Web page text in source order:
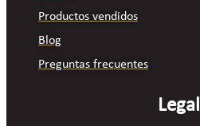
Productos vendidos
Blog
Preguntas frecuentes
Legal